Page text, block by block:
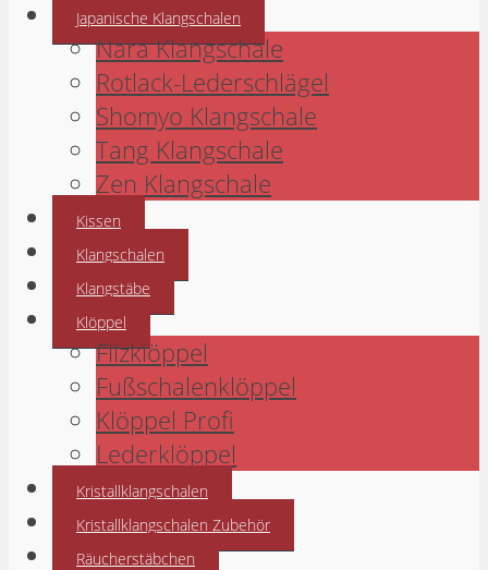
Japanische Klangschalen
Nara Klangschale
Rotlack-Lederschlägel
Shomyo Klangschale
Tang Klangschale
Zen Klangschale
Kissen
Klangschalen
Klangstäbe
Klöppel
Filzklöppel
Fußschalenklöppel
Klöppel Profi
Lederklöppel
Kristallklangschalen
Kristallklangschalen Zubehör
Räucherstäbchen